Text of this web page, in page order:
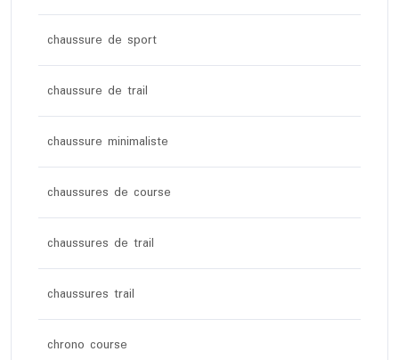
chaussure de sport
chaussure de trail
chaussure minimaliste
chaussures de course
chaussures de trail
chaussures trail
chrono course